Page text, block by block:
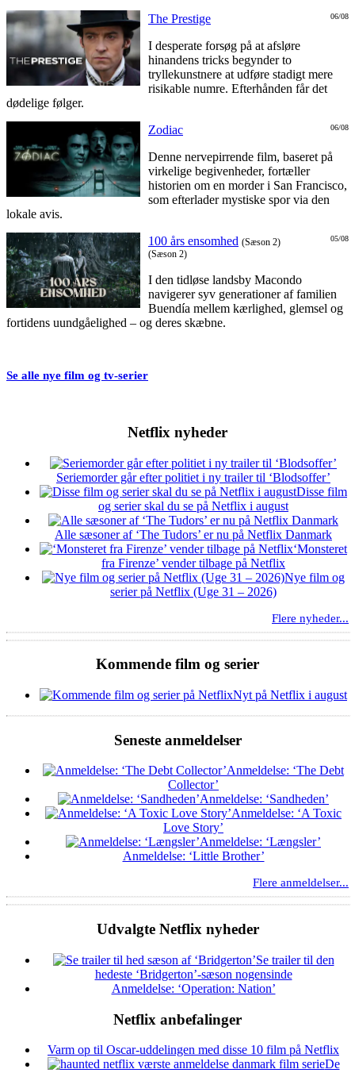
06/08
The Prestige
I desperate forsøg på at afsløre
hinandens tricks begynder to
tryllekunstnere at udføre stadigt mere
risikable numre. Efterhånden får det
dødelige følger.
06/08
Zodiac
Denne nervepirrende film, baseret på
virkelige begivenheder, fortæller
historien om en morder i San Francisco,
som efterlader mystiske spor via den
lokale avis.
05/08
100 års ensomhed (Sæson 2)
(Sæson 2)
I den tidløse landsby Macondo
navigerer syv generationer af familien
Buendía mellem kærlighed, glemsel og
fortidens uundgåelighed – og deres skæbne.
Se alle nye film og tv-serier
Netflix nyheder
Seriemorder går efter politiet i ny trailer til ‘Blodsoffer’
Disse film
og serier skal du se på Netflix i august
Alle sæsoner af ‘The Tudors’ er nu på Netflix Danmark
‘Monsteret
fra Firenze’ vender tilbage på Netflix
Nye film og
serier på Netflix (Uge 31 – 2026)
Flere nyheder...
Kommende film og serier
Nyt på Netflix i august
Seneste anmeldelser
Anmeldelse: ‘The Debt
Collector’
Anmeldelse: ‘Sandheden’
Anmeldelse: ‘A Toxic
Love Story’
Anmeldelse: ‘Længsler’
Anmeldelse: ‘Little Brother’
Flere anmeldelser...
Udvalgte Netflix nyheder
Se trailer til den
hedeste ‘Bridgerton’-sæson nogensinde
Anmeldelse: ‘Operation: Nation’
Netflix anbefalinger
Varm op til Oscar-uddelingen med disse 10 film på Netflix
De